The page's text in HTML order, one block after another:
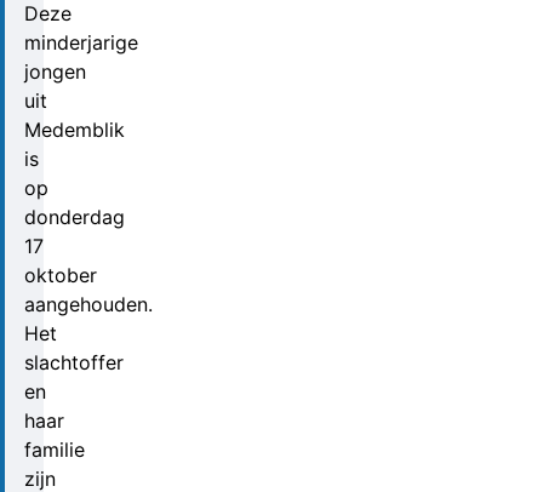
Deze
minderjarige
jongen
uit
Medemblik
is
op
donderdag
17
oktober
aangehouden.
Het
slachtoffer
en
haar
familie
zijn